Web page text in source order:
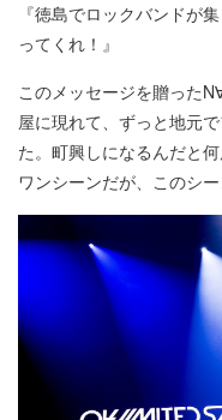
『徳島でロックバンドが
ってくれ！』
このメッセージを贈った
屋に現れて、ずっと地元
た。町興しになるんだと
ワンシーンだが、このシ